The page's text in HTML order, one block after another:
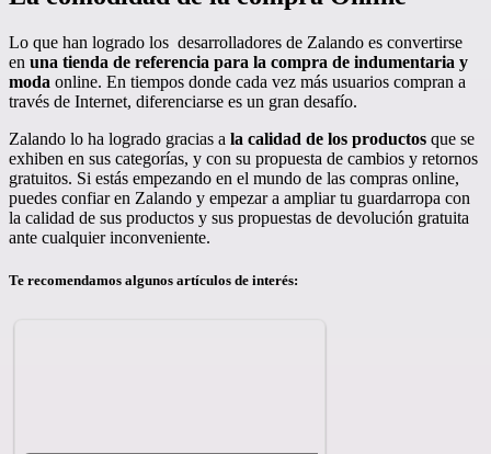
Lo que han logrado los desarrolladores de Zalando es convertirse
en una tienda de referencia para la compra de indumentaria y
moda online. En tiempos donde cada vez más usuarios compran a
través de Internet, diferenciarse es un gran desafío.
Zalando lo ha logrado gracias a la calidad de los productos que se
exhiben en sus categorías, y con su propuesta de cambios y retornos
gratuitos. Si estás empezando en el mundo de las compras online,
puedes confiar en Zalando y empezar a ampliar tu guardarropa con
la calidad de sus productos y sus propuestas de devolución gratuita
ante cualquier inconveniente.
Te recomendamos algunos artículos de interés: